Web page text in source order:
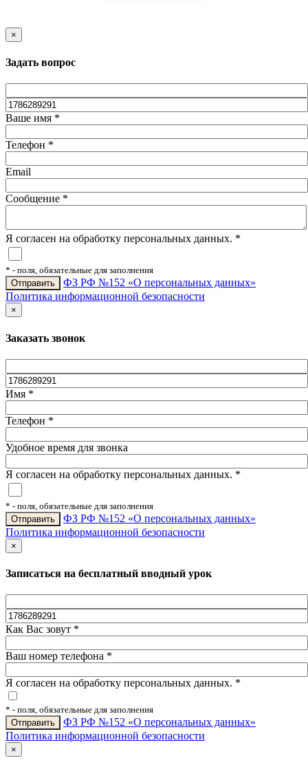
×
Задать вопрос
Ваше имя *
Телефон *
Email
Сообщение *
Я согласен на обработку персональных данных. *
* - поля, обязательные для заполнения
ФЗ РФ №152 «О персональных данных»
Политика информационной безопасности
×
Заказать звонок
Имя *
Телефон *
Удобное время для звонка
Я согласен на обработку персональных данных. *
* - поля, обязательные для заполнения
ФЗ РФ №152 «О персональных данных»
Политика информационной безопасности
×
Записаться на бесплатный вводный урок
Как Вас зовут *
Ваш номер телефона *
Я согласен на обработку персональных данных. *
* - поля, обязательные для заполнения
ФЗ РФ №152 «О персональных данных»
Политика информационной безопасности
×